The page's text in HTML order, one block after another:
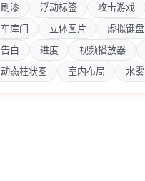
刷漆 浮动标签 攻击游戏
车库门
立体图片 虚拟键盘
告白
进度 视频播放器
动态柱状图
室内布局 水雾